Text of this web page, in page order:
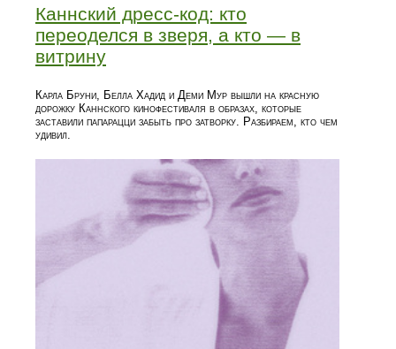
Каннский дресс-код: кто
переоделся в зверя, а кто — в
витрину
Карла Бруни, Белла Хадид и Деми Мур вышли на красную
дорожку Каннского кинофестиваля в образах, которые
заставили папарацци забыть про затворку. Разбираем, кто чем
удивил.